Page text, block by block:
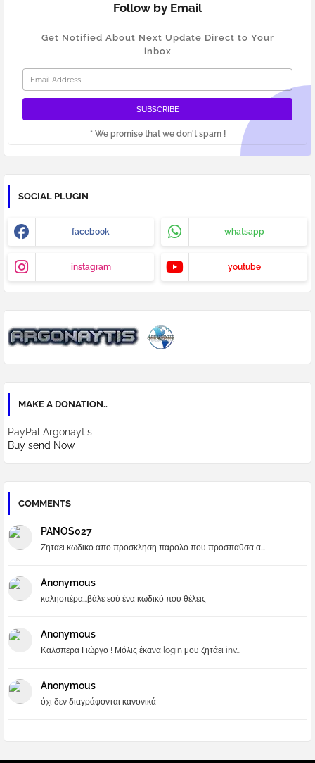
Follow by Email
Get Notified About Next Update Direct to Your
inbox
* We promise that we don't spam !
SOCIAL PLUGIN
facebook whatsapp
instagram youtube
MAKE A DONATION..
PayPal Argonaytis
Buy send Now
COMMENTS
PANOS027
Ζηταει κωδικο απο προσκληση παρολο που προσπαθσα α...
Anonymous
καλησπέρα...βάλε εσύ ένα κωδικό που θέλεις
Anonymous
Καλσπερα Γιώργο ! Μόλις έκανα login μου ζητάει inv...
Anonymous
όχι δεν διαγράφονται κανονικά